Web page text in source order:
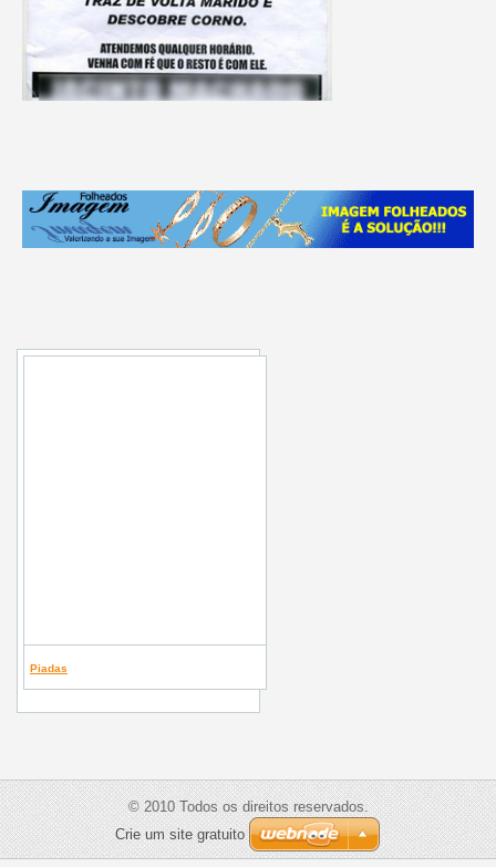
Piadas
© 2010 Todos os direitos reservados.
Crie um site gratuito